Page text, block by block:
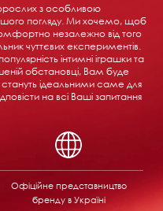
з особливою
погляду. Ми хочемо, щоб
незалежно від того
чуттєвих експериментів.
інтимні іграшки та
обстановці, Вам буде
стануть ідеальними саме для
на всі Ваші запитання
Офіційне представництво
бренду в Україні